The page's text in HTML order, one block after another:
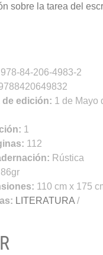
sobre la tarea del
978-84-206-4983-2
de edición: 1 de Mayo
1
112
Rústica
86gr
110 cm x 175
LITERATURA/